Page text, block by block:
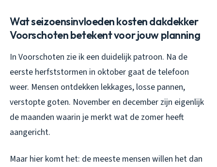
Wat seizoensinvloeden kosten dakdekker
Voorschoten betekent voor jouw planning
In Voorschoten zie ik een duidelijk patroon. Na de
eerste herfststormen in oktober gaat de telefoon
weer. Mensen ontdekken lekkages, losse pannen,
verstopte goten. November en december zijn eigenlijk
de maanden waarin je merkt wat de zomer heeft
aangericht.
Maar hier komt het: de meeste mensen willen het dan